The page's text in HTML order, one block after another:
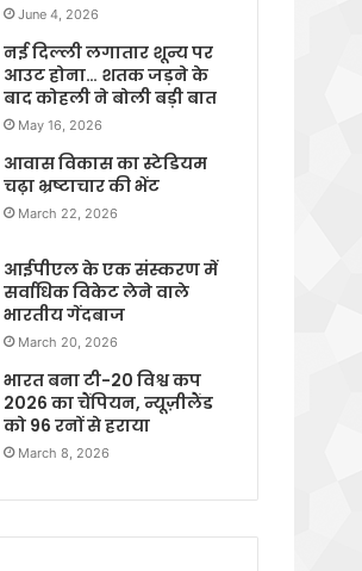
June 4, 2026
नई दिल्ली लगातार शून्य पर
आउट होना… शतक जड़ने के
बाद कोहली ने बोली बड़ी बात
May 16, 2026
आवास विकास का स्टेडियम
चढ़ा भ्रष्टाचार की भेंट
March 22, 2026
आईपीएल के एक संस्करण में
सर्वाधिक विकेट लेने वाले
भारतीय गेंदबाज
March 20, 2026
भारत बना टी-20 विश्व कप
2026 का चैंपियन, न्यूज़ीलैंड
को 96 रनों से हराया
March 8, 2026